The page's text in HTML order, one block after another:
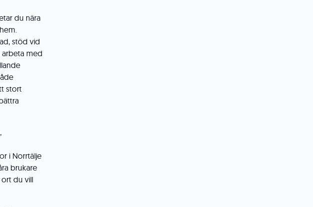
du nära
stöd vid
arbeta med
stort
i Norrtälje
brukare
du vill